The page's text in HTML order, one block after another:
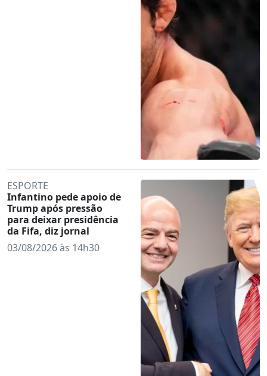
ESPORTE
Infantino pede apoio de
Trump após pressão
para deixar presidência
da Fifa, diz jornal
03/08/2026 às 14h30